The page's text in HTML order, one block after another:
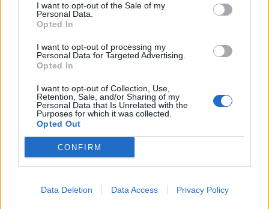
I want to opt-out of the Sale of my
Personal Data.
Opted In
I want to opt-out of processing my
Personal Data for Targeted Advertising.
Opted In
I want to opt-out of Collection, Use,
Retention, Sale, and/or Sharing of my
Personal Data that Is Unrelated with the
Purposes for which it was collected.
Opted Out
CONFIRM
Data Deletion Data Access Privacy Policy
Румъния се сблъска с проблеми заради
ниското ниво на Дунав
04.08.2026 / 16:30